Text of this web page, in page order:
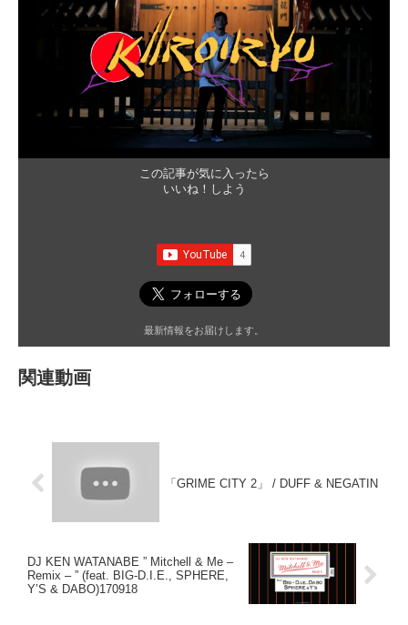
この記事が気に入ったら
いいね！しよう
最新情報をお届けします。
関連動画
「GRIME CITY 2」 / DUFF & NEGATIN
DJ KEN WATANABE ” Mitchell & Me –
Remix – ” (feat. BIG-D.I.E., SPHERE,
Y’S & DABO)170918